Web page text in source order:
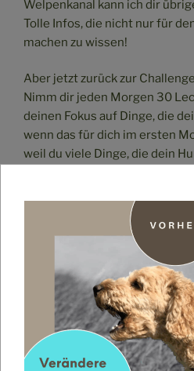
Welpenkanal kann ich dir
Tolle Infos, die nicht nur für
machen zu wissen!
Aber jetzt zurück zur
Nimm dir jeden Morgen 30
deinen Fokus auf Dinge, die
wenn das für dich im ersten
weil du viele Dinge, die dein
komplett wegzubekommen –
Hund mindestens 30 Mal am
einfache Dinge sein! Ein
wenn ihr draußen unterwegs
es das Futter gibt oder ein
Haustür bevor es losgeht zur
dein Hund nicht?
Nicht schlimm! Ich bin mir
finden wirst, die dein Hund toll